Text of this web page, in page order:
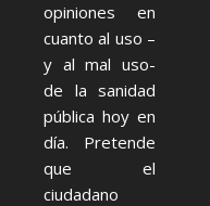
opiniones en
cuanto al uso –
y al mal uso-
de la sanidad
pública hoy en
día. Pretende
que el
ciudadano